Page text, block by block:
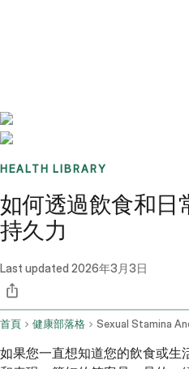
HEALTH LIBRARY
如何透過飲食和日
持久力
Last updated 2026年3月3日
首頁 健康部落格
如果您一直想知道您的飲食或生